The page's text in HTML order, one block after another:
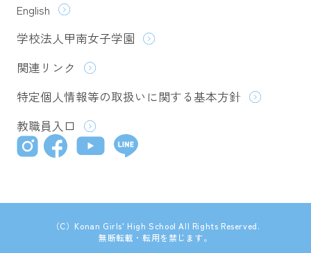
English
学校法人甲南女子学園
関連リンク
特定個人情報等の取扱いに関する基本方針
教職員入口
（C）Konan Girls' High School All Rights Reserved.
無断転載・転用を禁じます。